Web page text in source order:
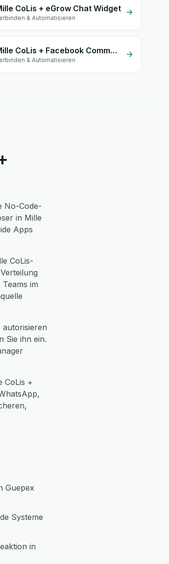
CoLis + eGrow Chat Widget
& Automatisieren
Mille CoLis + Facebook Commerce
& Automatisieren
No-Code-
in Mille
Apps
CoLis-
im
autorisieren
Sie ihn ein.
CoLis +
Guepex
Systeme
in